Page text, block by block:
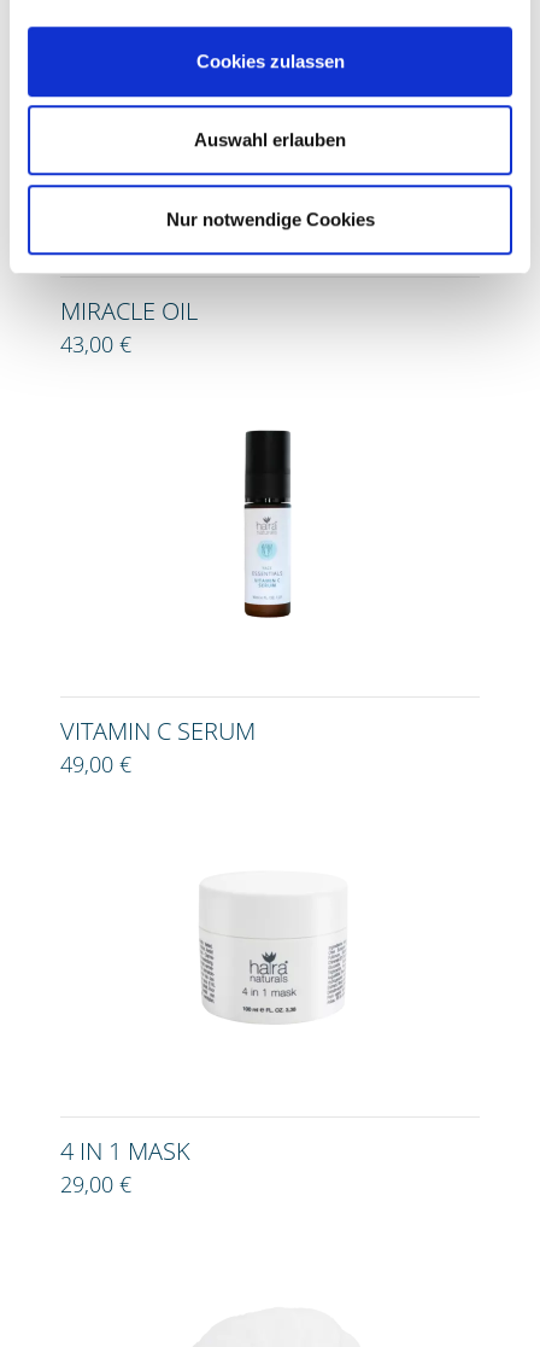
Cookies zulassen
Auswahl erlauben
Nur notwendige Cookies
MIRACLE OIL
43,00 €
VITAMIN C SERUM
49,00 €
4 IN 1 MASK
29,00 €